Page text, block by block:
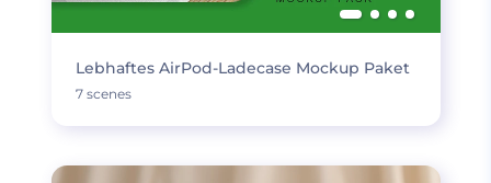
Lebhaftes AirPod-Ladecase Mockup Paket
7 scenes